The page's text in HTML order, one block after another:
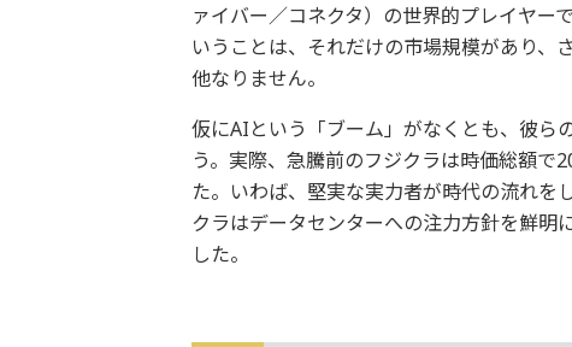
ァイバー／コネクタ）の世界的プレイヤー
いうことは、それだけの市場規模があり、
他なりません。
仮にAIという「ブーム」がなくとも、彼ら
う。実際、急騰前のフジクラは時価総額で
た。いわば、堅実な実力者が時代の流れを
クラはデータセンターへの注力方針を鮮明
した。